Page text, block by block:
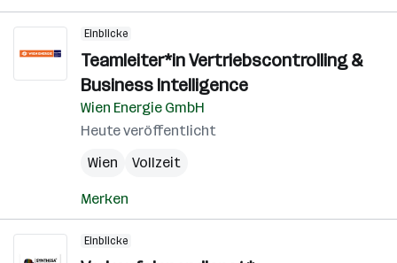
Einblicke
Teamleiter*in Vertriebscontrolling &
Business Intelligence
Wien Energie GmbH
Heute veröffentlicht
Wien
Vollzeit
Merken
Einblicke